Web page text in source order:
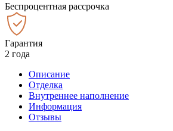
Беспроцентная рассрочка
Гарантия
2 года
Описание
Отделка
Внутреннее наполнение
Информация
Отзывы